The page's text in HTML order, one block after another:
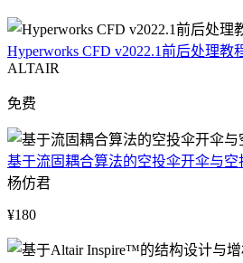
Hyperworks CFD v2022.1前后处理教
ALTAIR
免费
基于流固耦合算法的空投伞开伞与空
杨仿君
¥180